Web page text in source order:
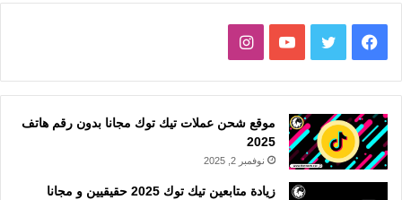
فيسبوك تويتر يوتيوبانستقرام
موقع شحن عملات تيك توك مجانا بدون رقم هاتف
2025
نوفمبر 2, 2025
زيادة متابعين تيك توك 2025 حقيقيين و مجانا